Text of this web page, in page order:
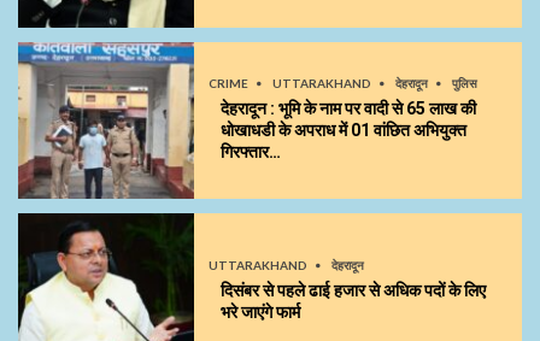
CRIME UTTARAKHAND देहरादून पुलिस
देहरादून : भूमि के नाम पर वादी से 65 लाख की
धोखाधडी के अपराध में 01 वांछित अभियुक्त
गिरफ्तार…
UTTARAKHAND देहरादून
दिसंबर से पहले ढाई हजार से अधिक पदों के लिए
भरे जाएंगे फार्म